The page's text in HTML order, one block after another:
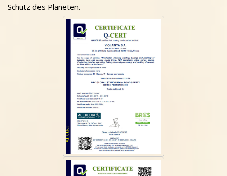
Schutz des Planeten.